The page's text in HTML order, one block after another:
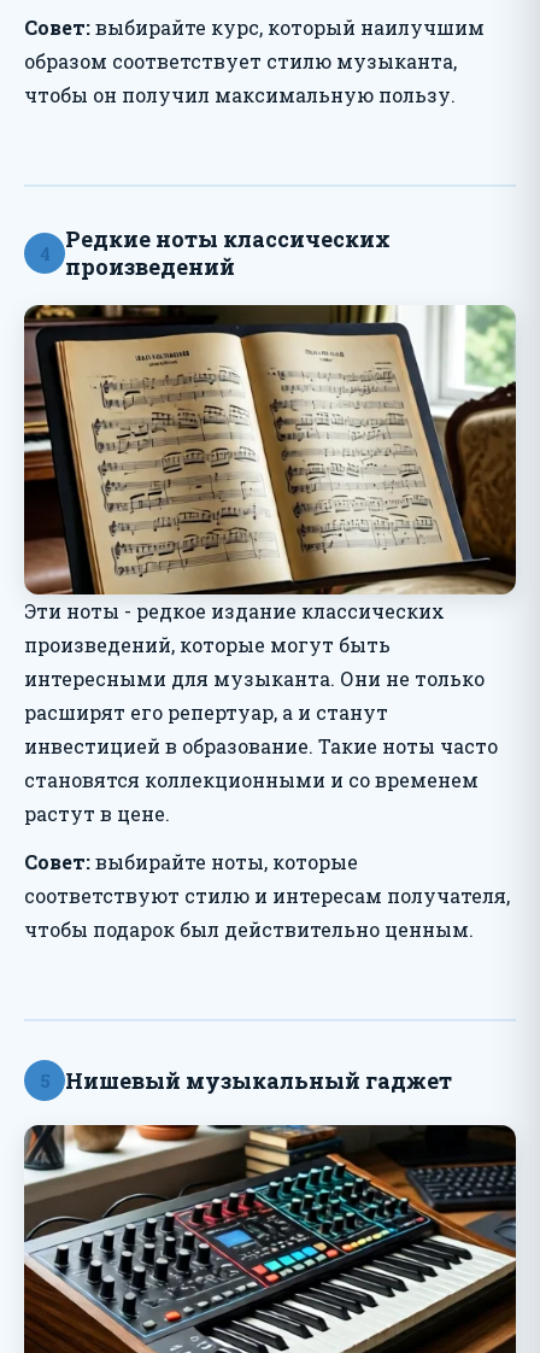
Совет:выбирайте курс, который наилучшим
образом соответствует стилю музыканта,
чтобы он получил максимальную пользу.
4
Редкие ноты классических
произведений
Эти ноты - редкое издание классических
произведений, которые могут быть
интересными для музыканта. Они не только
расширят его репертуар, а и станут
инвестицией в образование. Такие ноты часто
становятся коллекционными и со временем
растут в цене.
Совет:выбирайте ноты, которые
соответствуют стилю и интересам получателя,
чтобы подарок был действительно ценным.
5 Нишевый музыкальный гаджет